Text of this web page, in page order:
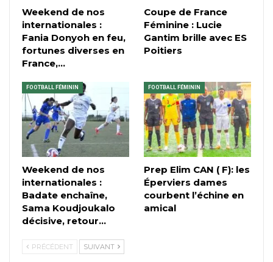
Weekend de nos
internationales :
Fania Donyoh en feu,
fortunes diverses en
France,…
Coupe de France
Féminine : Lucie
Gantim brille avec ES
Poitiers
FOOTBALL FÉMININ
Weekend de nos
internationales :
Badate enchaîne,
Sama Koudjoukalo
décisive, retour…
FOOTBALL FÉMININ
Prep Elim CAN ( F): les
Éperviers dames
courbent l’échine en
amical
PRÉCÉDENT SUIVANT